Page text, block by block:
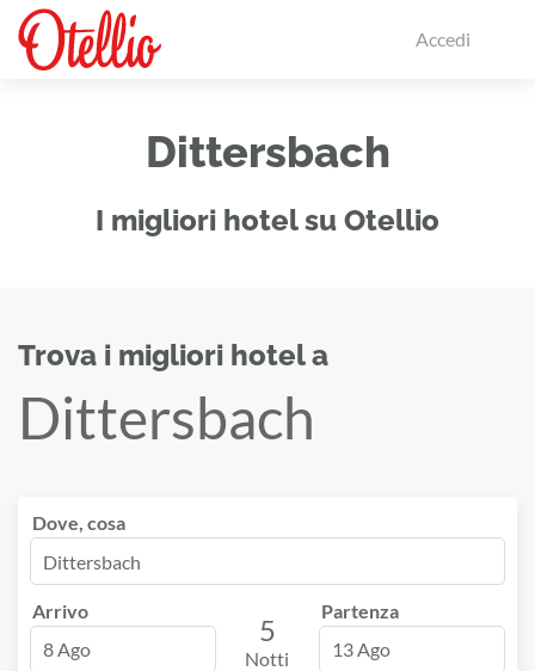
Accedi
Dittersbach
I migliori hotel su Otellio
Trova i migliori hotel a
Dittersbach
Dove, cosa
Arrivo
8 Ago
5
Notti
Partenza
13 Ago